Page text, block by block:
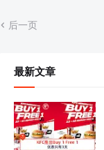
后一页
最新文章